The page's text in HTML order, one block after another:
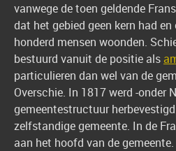
vanwege de toen geldende
dat het gebied geen kern had
honderd mensen woonden.
bestuurd vanuit de positie als
particulieren dan wel van de
Overschie. In 1817 werd -onder
gemeentestructuur
zelfstandige gemeente. In de
aan het hoofd van de